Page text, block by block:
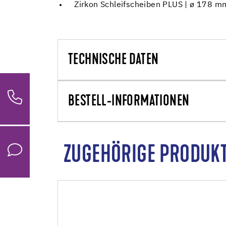
Zirkon Schleifscheiben PLUS | ø 178
TECHNISCHE DATEN
BESTELL-INFORMATIONEN
ZUGEHÖRIGE